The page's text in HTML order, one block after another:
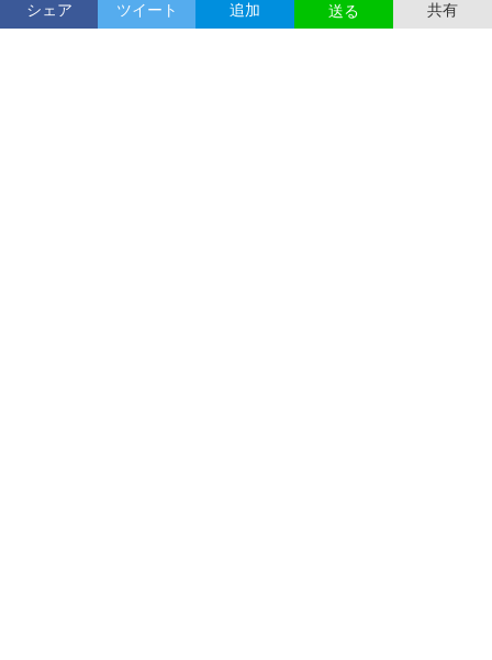
シェア ツイート 追加 送る 共有